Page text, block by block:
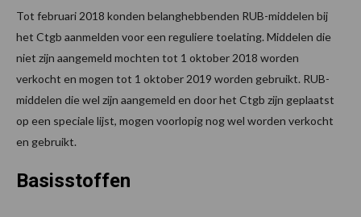
Tot februari 2018 konden belanghebbenden RUB-middelen bij
het Ctgb aanmelden voor een reguliere toelating. Middelen die
niet zijn aangemeld mochten tot 1 oktober 2018 worden
verkocht en mogen tot 1 oktober 2019 worden gebruikt. RUB-
middelen die wel zijn aangemeld en door het Ctgb zijn geplaatst
op een speciale lijst, mogen voorlopig nog wel worden verkocht
en gebruikt.
Basisstoffen